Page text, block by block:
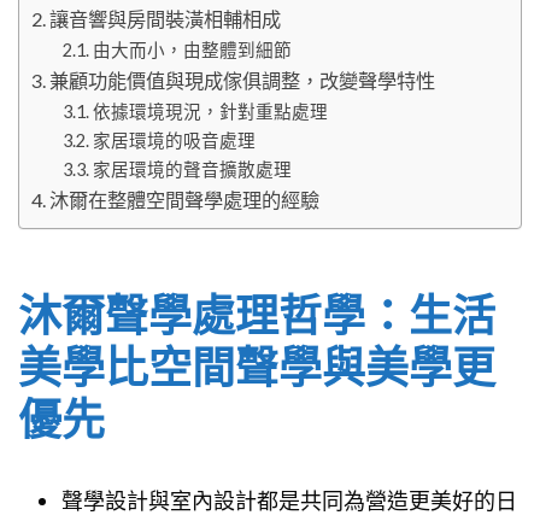
讓音響與房間裝潢相輔相成
由大而小，由整體到細節
兼顧功能價值與現成傢俱調整，改變聲學特性
依據環境現況，針對重點處理
家居環境的吸音處理
家居環境的聲音擴散處理
沐爾在整體空間聲學處理的經驗
沐爾聲學處理哲學：生活
美學比空間聲學與美學更
優先
聲學設計與室內設計都是共同為營造更美好的日